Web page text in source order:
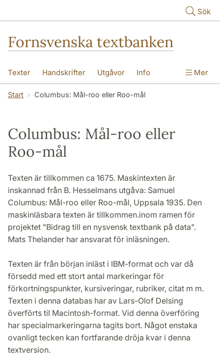
Sök
Fornsvenska textbanken
Texter Handskrifter Utgåvor Info Mer
Start Columbus: Mål-roo eller Roo-mål
Columbus: Mål-roo eller
Roo-mål
Texten är tillkommen ca 1675. Maskintexten är
inskannad från B. Hesselmans utgåva: Samuel
Columbus: Mål-roo eller Roo-mål, Uppsala 1935. Den
maskinläsbara texten är tillkommen.inom ramen för
projektet "Bidrag till en nysvensk textbank på data".
Mats Thelander har ansvarat för inläsningen.
Texten är från början inläst i IBM-format och var då
försedd med ett stort antal markeringar för
förkortningspunkter, kursiveringar, rubriker, citat m m.
Texten i denna databas har av Lars-Olof Delsing
överförts til Macintosh-format. Vid denna överföring
har specialmarkeringarna tagits bort. Något enstaka
ovanligt tecken kan fortfarande dröja kvar i denna
textversion.